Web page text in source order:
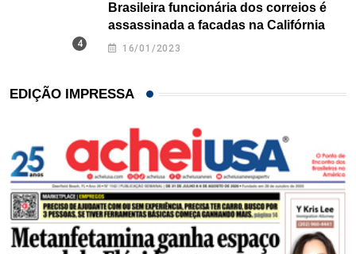
Brasileira funcionária dos correios é
assassinada a facadas na Califórnia
16/01/2023
EDIÇÃO IMPRESSA